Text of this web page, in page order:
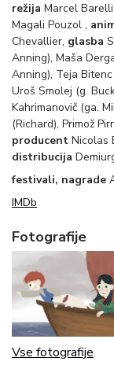
režija Marcel
Magali Pouzol ,
Chevallier, glasba
Anning), Maša
Anning), Teja
Uroš Smolej (g.
Kahrimanovič (ga.
(Richard), Primož
producent Nicolas
distribucija
festivali, nagrade
IMDb
Fotografije
Vse fotografije